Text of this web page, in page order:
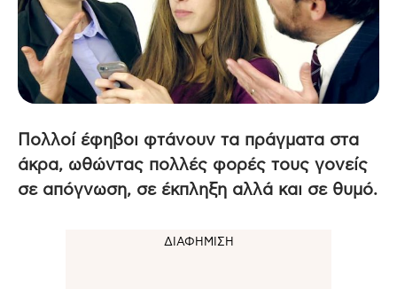
Πολλοί έφηβοι φτάνουν τα πράγματα στα
άκρα, ωθώντας πολλές φορές τους γονείς
σε απόγνωση, σε έκπληξη αλλά και σε θυμό.